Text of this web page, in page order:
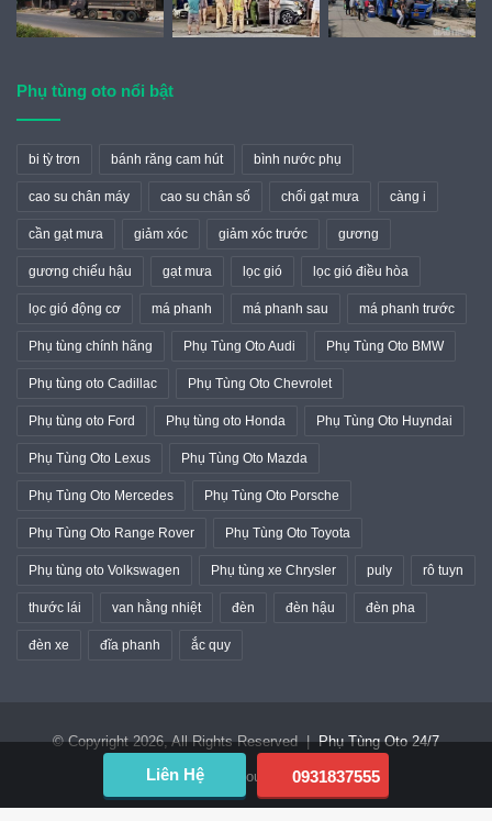
Phụ tùng oto nổi bật
bi tỳ trơn bánh răng cam hút bình nước phụ
cao su chân máy cao su chân số chổi gạt mưa càng i
cần gạt mưa giảm xóc giảm xóc trước
gương chiếu hậu gạt mưa lọc gió lọc gió điều hòa
lọc gió động cơ má phanh má phanh sau
Phụ tùng chính hãng Phụ Tùng Oto Audi Phụ Tùng Oto BMW
Phụ tùng oto Cadillac Phụ Tùng Oto Chevrolet
Phụ tùng oto Ford Phụ tùng oto Honda Phụ Tùng Oto Huyndai
Phụ Tùng Oto Lexus Phụ Tùng Oto Mazda
Phụ Tùng Oto Mercedes Phụ Tùng Oto Porsche
van hằng nhiệt đèn đèn hậu đèn pha
đĩa phanh
Liên Hệ 0931837555